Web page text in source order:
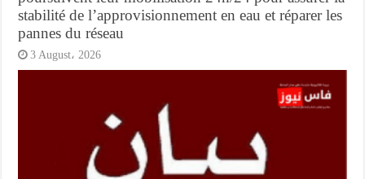
stabilité de l’approvisionnement en eau et réparer les
pannes du réseau
3 August، 2026